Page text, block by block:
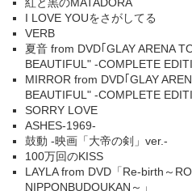
I LOVE YOUをさがしてる
VERB
夏音 from DVD｢GLAY ARENA
BEAUTIFUL" -COMPLETE
MIRROR from DVD｢GLAY
BEAUTIFUL" -COMPLETE
SORRY LOVE
ASHES-1969-
鼓動 -映画「大帝の剣」ver.-
100万回のKISS
LAYLA from DVD「Re-birth～
NIPPONBUDOUKAN～」